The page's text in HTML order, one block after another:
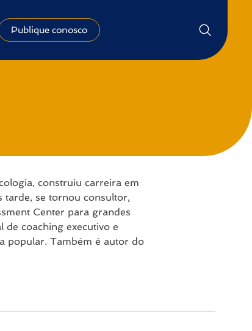
Publique conosco
construiu carreira em
tarde, se tornou consultor,
Center para grandes
de coaching executivo e
popular. Também é autor do